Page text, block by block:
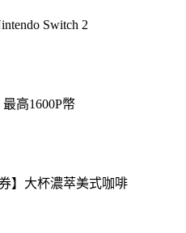
Switch 2
高1600P幣
】大杯濃萃美式咖啡